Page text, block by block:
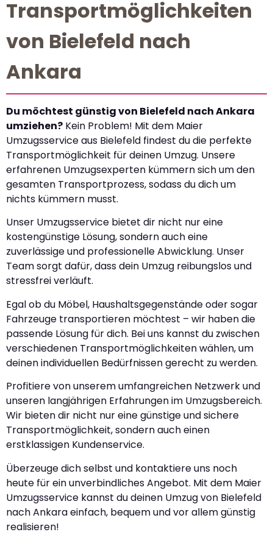
Transportmöglichkeiten
von Bielefeld nach
Ankara
Du möchtest günstig von Bielefeld nach Ankara
umziehen? Kein Problem! Mit dem Maier
Umzugsservice aus Bielefeld findest du die perfekte
Transportmöglichkeit für deinen Umzug. Unsere
erfahrenen Umzugsexperten kümmern sich um den
gesamten Transportprozess, sodass du dich um
nichts kümmern musst.
Unser Umzugsservice bietet dir nicht nur eine
kostengünstige Lösung, sondern auch eine
zuverlässige und professionelle Abwicklung. Unser
Team sorgt dafür, dass dein Umzug reibungslos und
stressfrei verläuft.
Egal ob du Möbel, Haushaltsgegenstände oder sogar
Fahrzeuge transportieren möchtest – wir haben die
passende Lösung für dich. Bei uns kannst du zwischen
verschiedenen Transportmöglichkeiten wählen, um
deinen individuellen Bedürfnissen gerecht zu werden.
Profitiere von unserem umfangreichen Netzwerk und
unseren langjährigen Erfahrungen im Umzugsbereich.
Wir bieten dir nicht nur eine günstige und sichere
Transportmöglichkeit, sondern auch einen
erstklassigen Kundenservice.
Überzeuge dich selbst und kontaktiere uns noch
heute für ein unverbindliches Angebot. Mit dem Maier
Umzugsservice kannst du deinen Umzug von Bielefeld
nach Ankara einfach, bequem und vor allem günstig
realisieren!